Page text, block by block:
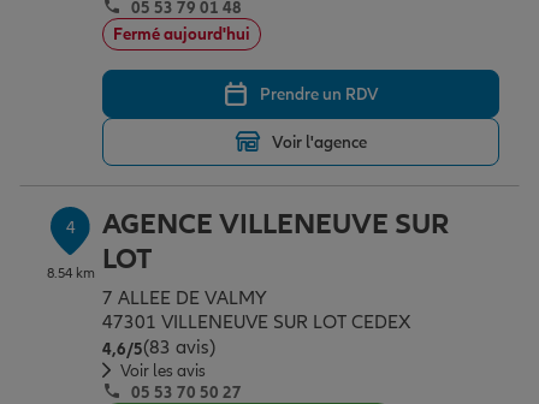
Protection juridique
Retraite
Tous nos devis d'assurance
05 53 79 01 48
Fermé aujourd'hui
Prendre un RDV
Voir l'agence
4
8.54 km
AGENCE VILLENEUVE SUR
LOT
7 ALLEE DE VALMY
47301 VILLENEUVE SUR LOT CEDEX
4,6/5Note de 4.6 sur 5
(83 avis)
Voir les avis
05 53 70 50 27